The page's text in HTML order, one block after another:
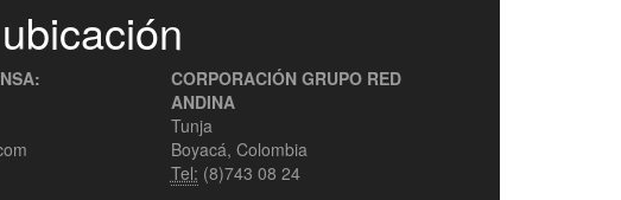
CORPORACIÓN GRUPO RED
ANDINA
Tunja
Boyacá, Colombia
Tel: (8)743 08 24